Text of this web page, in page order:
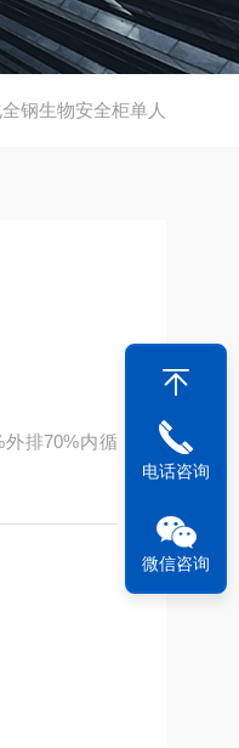
钢生物安全柜单人
排70%内循
电话咨询
微信咨询